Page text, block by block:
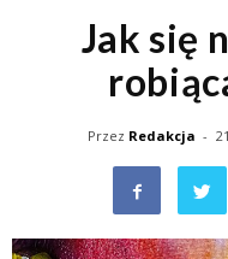
Jak się
Przez Redakcja -